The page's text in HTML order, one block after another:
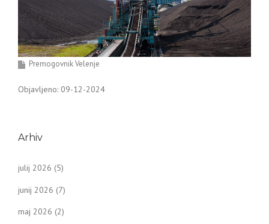
Premogovnik Velenje
Objavljeno: 09-12-2024
Arhiv
julij 2026 (5)
junij 2026 (7)
maj 2026 (2)